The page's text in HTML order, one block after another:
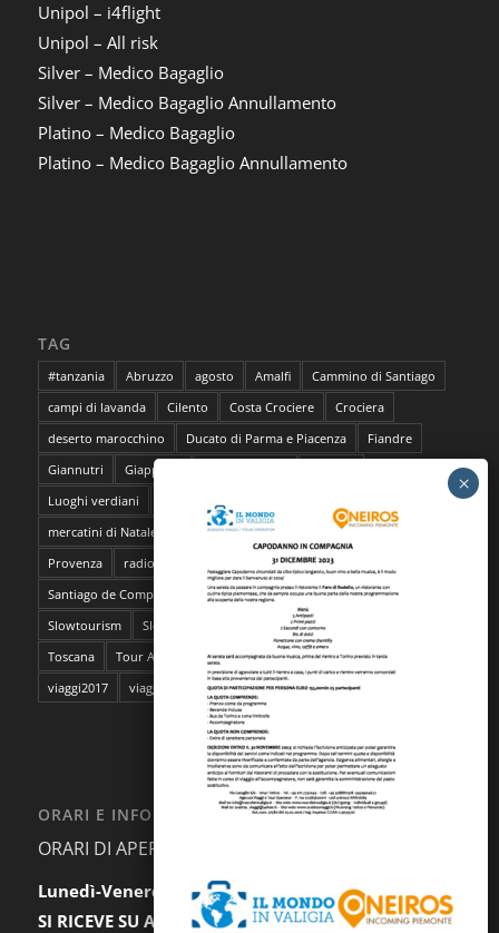
Unipol – i4flight
Unipol – All risk
Silver – Medico Bagaglio
Silver – Medico Bagaglio Annullamento
Platino – Medico Bagaglio
Platino – Medico Bagaglio Annullamento
TAG
#tanzania Abruzzo agosto Amalfi
Cammino di Santiago
campi di lavanda
Cilento Costa Crociere
Crociera
deserto marocchino
Ducato di Parma e Piacenza
Fiandre
Giannutri
Giappone
Luoghi verdiani
mercatini di Natale
napoli pantelleria Parma
Pescara
Provenza
radioMBun safari fotografico
Santiago de Compostela
sentieri dell'ocra Sicilia
Siti Unesco
Slowtourism
Slow Trekking Soggiorno a Ischia
Toscana
Tour Abruzzo tour Giappone viaggi
viaggi2016
viaggi2017
viaggi da film
ORARI E INFORMAZIONI
ORARI DI APERTURA AL PUBBLICO:
Lunedì-Venerdì:
9.30-12.30 / 15.00-18.00
SI RICEVE SU APPUNTAMENTO